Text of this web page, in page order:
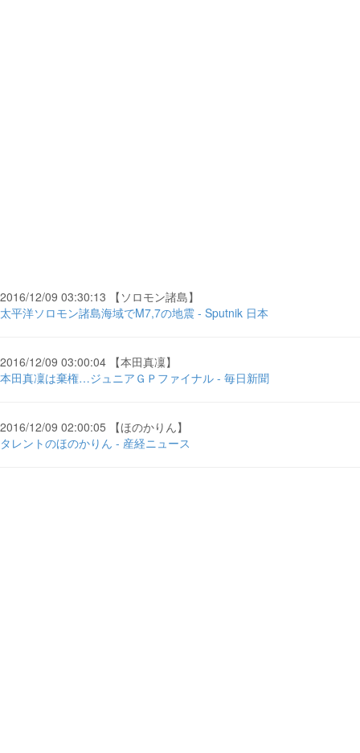
2016/12/09 03:30:13 【ソロモン諸島】
太平洋ソロモン諸島海域でM7,7の地震 - Sputnik 日本
2016/12/09 03:00:04 【本田真凜】
本田真凜は棄権…ジュニアＧＰファイナル - 毎日新聞
2016/12/09 02:00:05 【ほのかりん】
タレントのほのかりん - 産経ニュース